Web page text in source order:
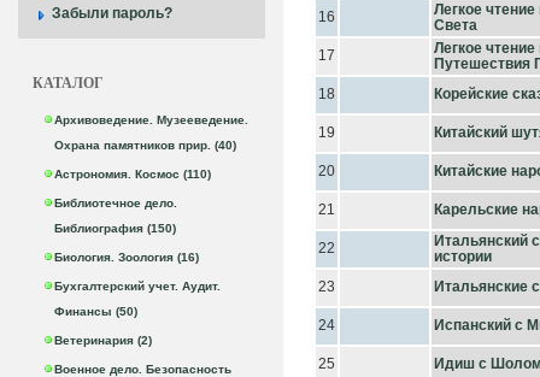
Забыли пароль?
КАТАЛОГ
Архивоведение. Музееведение.
Охрана памятников прир. (40)
Астрономия. Космос (110)
Библиотечное дело.
Библиография (150)
Биология. Зоология (16)
Бухгалтерский учет. Аудит.
Финансы (50)
Ветеринария (2)
Военное дело. Безопасность
16
Легкое
Света
17
Легкое
Путешествия
18
Корейские
19 Китайский
20 Китайские
21 Карельские
22
Итальянский
истории
23
Итальянские
24 Испанский с
25 Идиш с